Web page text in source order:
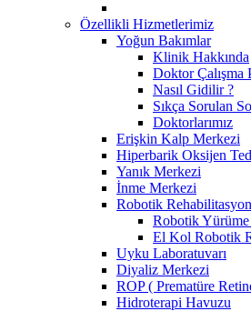
Özellikli Hizmetlerimiz
Yoğun Bakımlar
Klinik Hakkında
Doktor Çalışma
Nasıl Gidilir ?
Sıkça Sorulan
Doktorlarımız
Erişkin Kalp Merkezi
Hiperbarik Oksijen
Yanık Merkezi
İnme Merkezi
Robotik Rehabilitasyon
Robotik
El Kol Robotik
Uyku Laboratuvarı
Diyaliz Merkezi
ROP ( Prematüre
Hidroterapi Havuzu